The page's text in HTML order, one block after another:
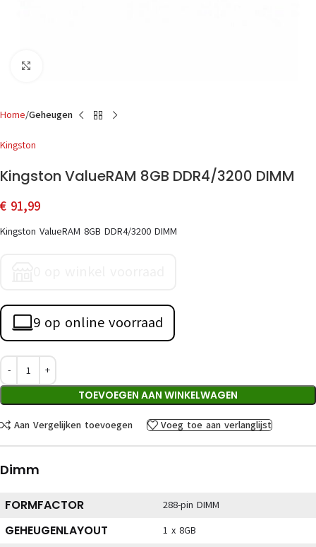
Home Geheugen
Kingston
Kingston ValueRAM 8GB DDR4/3200 DIMM
€ 91,99
Kingston ValueRAM 8GB DDR4/3200 DIMM
9 op online voorraad
TOEVOEGEN AAN WINKELWAGEN
Aan Vergelijken toevoegen Voeg toe aan verlanglijst
Dimm
FORMFACTOR 288-pin DIMM
GEHEUGENLAYOUT 1 x 8GB